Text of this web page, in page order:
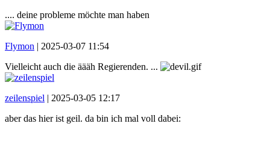
.... deine probleme möchte man haben
Flymon | 2025-03-07 11:54
Vielleicht auch die äääh Regierenden. ...
zeilenspiel | 2025-03-05 12:17
aber das hier ist geil. da bin ich mal voll dabei: